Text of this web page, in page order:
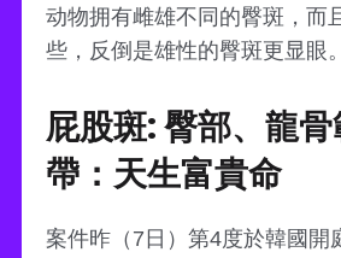
动物拥有雌雄不同的臀斑，而
些，反倒是雄性的臀斑更显眼。
屁股斑: 臀部、龍
帶：天生富貴命
案件昨（7日）第4度於韓國開